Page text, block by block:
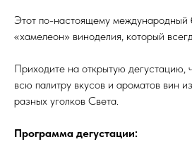
Этот по-настоящему международный
«хамелеон» виноделия, который
Приходите на открытую дегустацию,
всю палитру вкусов и ароматов вин
разных уголков Света.
Программа дегустации: